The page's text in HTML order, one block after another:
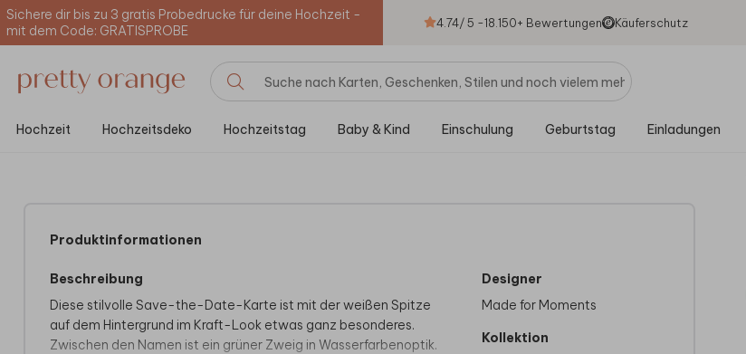
Sichere dir bis zu 3 gratis Probedrucke für deine Hochzeit -
mit dem Code: GRATISPROBE
4.74/ 5 -18.150+ Bewertungen Käuferschutz
Hochzeit Hochzeitsdeko Hochzeitstag Baby & Kind Einschulung Geburtstag Einladungen
Produktinformationen
Beschreibung
Diese stilvolle Save-the-Date-Karte ist mit der weißen Spitze
auf dem Hintergrund im Kraft-Look etwas ganz besonderes.
Zwischen den Namen ist ein grüner Zweig in Wasserfarbenoptik.
Designer
Made for Moments
Kollektion